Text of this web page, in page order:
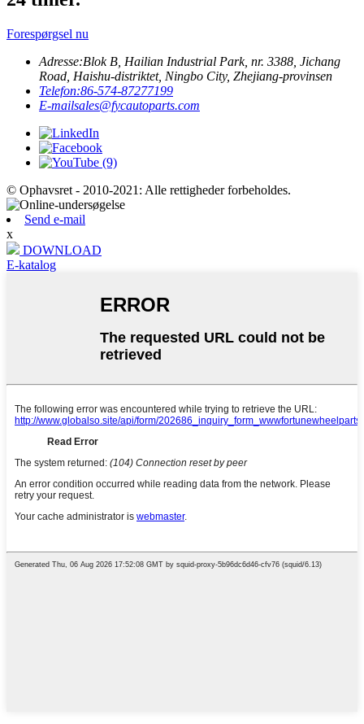
Forespørgsel nu
Adresse:Blok B, Hailian Industrial Park, nr. 3388, Jichang
Road, Haishu-distriktet, Ningbo City, Zhejiang-provinsen
Telefon:86-574-87277199
E-mailsales@fycautoparts.com
© Ophavsret - 2010-2021: Alle rettigheder forbeholdes.
Send e-mail
x
DOWNLOAD
E-katalog